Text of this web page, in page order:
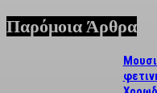
Παρόμοια Άρθρα